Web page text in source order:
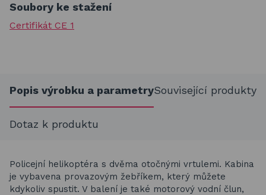
Soubory ke stažení
Certifikát CE 1
Popis výrobku a parametrySouvisející produkty
Dotaz k produktu
Policejní helikoptéra s dvěma otočnými vrtulemi. Kabina
je vybavena provazovým žebříkem, který můžete
kdykoliv spustit. V balení je také motorový vodní člun,